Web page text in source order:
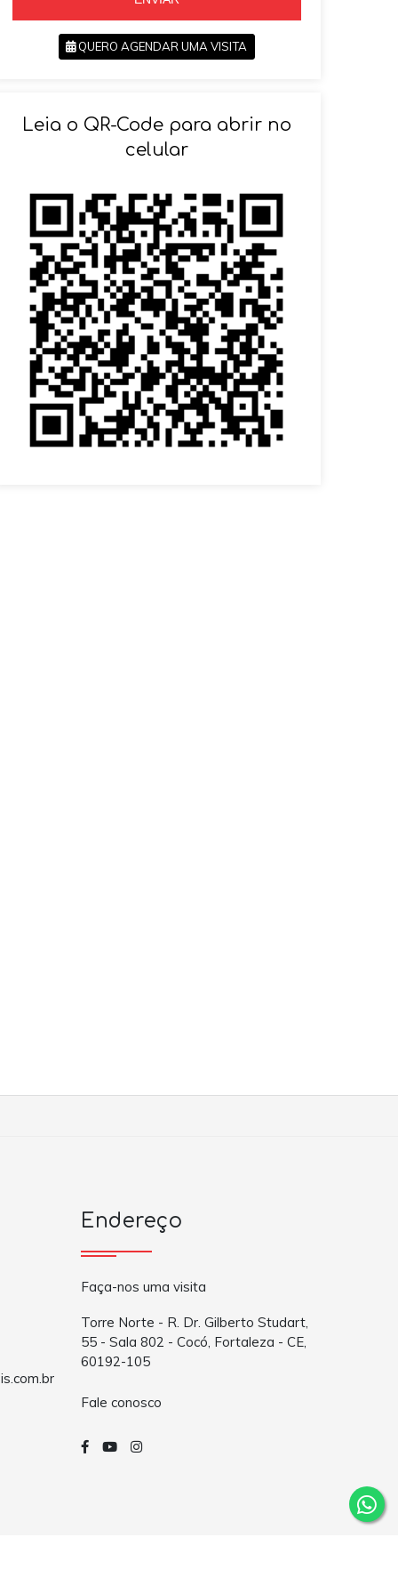
QUERO AGENDAR UMA VISITA
VOLTAR
Leia o QR-Code para abrir no
celular
Endereço
Faça-nos uma visita
Torre Norte - R. Dr. Gilberto Studart,
55 - Sala 802 - Cocó, Fortaleza - CE,
60192-105
Fale conosco